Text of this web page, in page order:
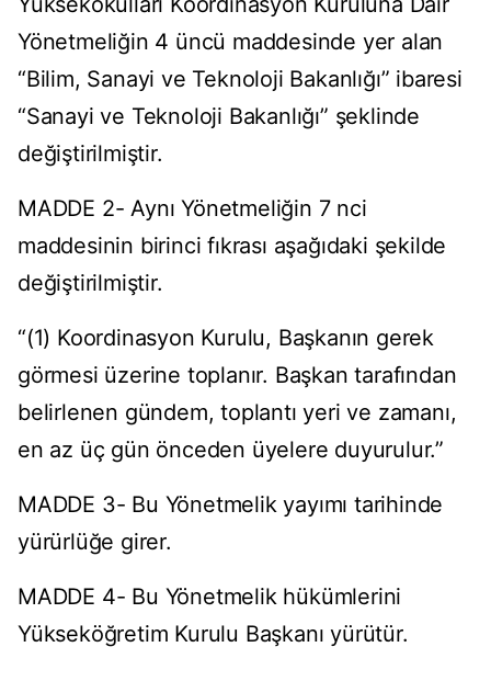
Yönetmeliğin 4 üncü maddesinde yer alan
“Bilim, Sanayi ve Teknoloji Bakanlığı” ibaresi
“Sanayi ve Teknoloji Bakanlığı” şeklinde
değiştirilmiştir.
MADDE 2- Aynı Yönetmeliğin 7 nci
maddesinin birinci fıkrası aşağıdaki şekilde
değiştirilmiştir.
“(1) Koordinasyon Kurulu, Başkanın gerek
görmesi üzerine toplanır. Başkan tarafından
belirlenen gündem, toplantı yeri ve zamanı,
en az üç gün önceden üyelere duyurulur.”
MADDE 3- Bu Yönetmelik yayımı tarihinde
yürürlüğe girer.
MADDE 4- Bu Yönetmelik hükümlerini
Yükseköğretim Kurulu Başkanı yürütür.